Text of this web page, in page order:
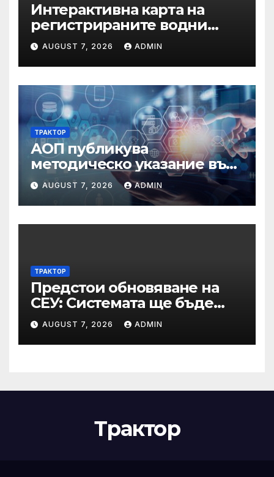
Интерактивна карта на
регистрираните водни
бази по Черноморието за
летния сезон на 2026 г.
AUGUST 7, 2026 ADMIN
ТРАКТОР
АОП публикува
методическо указание във
връзка с промени в
основанията за
задължително
отстраняване на кандидати
AUGUST 7, 2026 ADMIN
ТРАКТОР
Предстои обновяване на
СЕУ: Системата ще бъде
временно недостъпна на 10
и 11 август 2026 г.
AUGUST 7, 2026 ADMIN
Трактор